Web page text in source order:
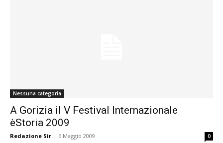
Nessuna categoria
A Gorizia il V Festival Internazionale
èStoria 2009
Redazione Sir - 6 Maggio 2009 0